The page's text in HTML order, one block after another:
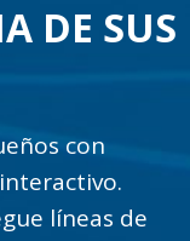
DE SUS
con
líneas de